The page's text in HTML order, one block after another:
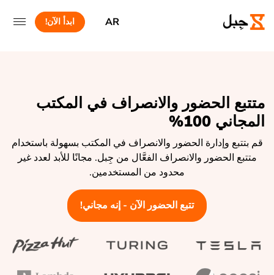
AR ابدأ الآن!
متتبع الحضور والانصراف في المكتب
المجاني 100%
قم بتتبع وإدارة الحضور والانصراف في المكتب بسهولة باستخدام
متتبع الحضور والانصراف الفعَّال من جِبل. مجانًا للأبد لعدد غير
محدود من المستخدمين.
تتبع الحضور الآن - إنه مجاني!